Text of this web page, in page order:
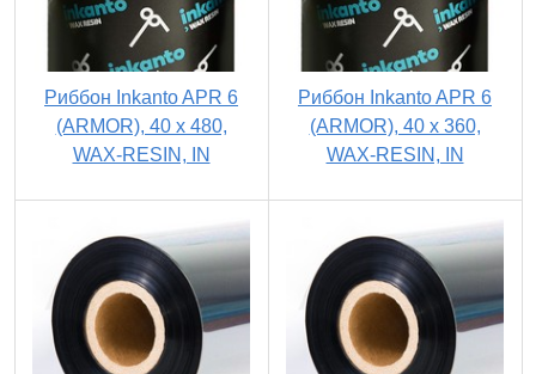
Риббон Inkanto APR 6
(ARMOR), 40 х 480,
WAX-RESIN, IN
Риббон Inkanto APR 6
(ARMOR), 40 х 360,
WAX-RESIN, IN